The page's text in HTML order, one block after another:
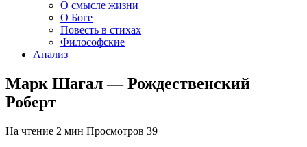
О смысле жизни
О Боге
Повесть в стихах
Философские
Анализ
Марк Шагал — Рождественский
Роберт
На чтение 2 мин Просмотров 39